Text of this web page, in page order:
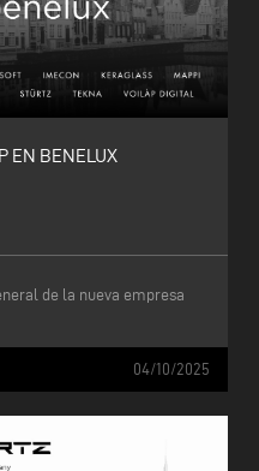
EN BENELUX
de la nueva empresa
04/10/2025